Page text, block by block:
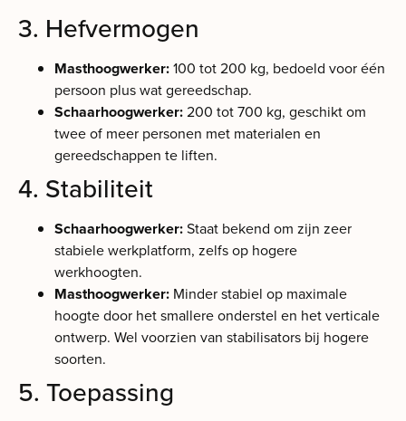
3. Hefvermogen
Masthoogwerker:100 tot 200 kg, bedoeld voor één
persoon plus wat gereedschap.
Schaarhoogwerker:200 tot 700 kg, geschikt om
twee of meer personen met materialen en
gereedschappen te liften.
4. Stabiliteit
Schaarhoogwerker:Staat bekend om zijn zeer
stabiele werkplatform, zelfs op hogere
werkhoogten.
Masthoogwerker: Minder stabiel op maximale
hoogte door het smallere onderstel en het verticale
ontwerp. Wel voorzien van stabilisators bij hogere
soorten.
5. Toepassing